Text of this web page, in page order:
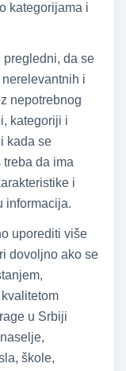
kategorijama i
pregledni, da se
i
nepotrebnog
kategoriji i
kada se
da ima
i
informacija.
uporediti više
dovoljno ako se
u Srbiji
škole,